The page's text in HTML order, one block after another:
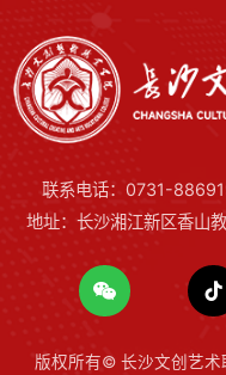
联系电话：0731-
地址：长沙湘江新区香山
版权所有© 长沙文创艺术